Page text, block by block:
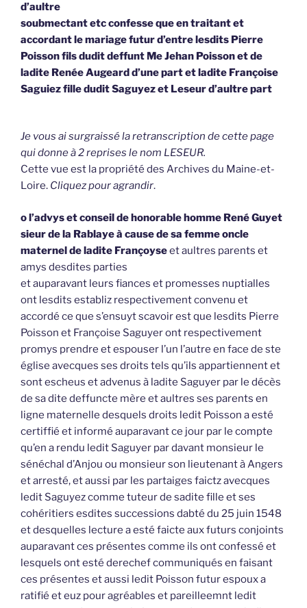
d’aultre
soubmectant etc confesse que en traitant et
accordant le mariage futur d’entre lesdits Pierre
Poisson fils dudit deffunt Me Jehan Poisson et de
ladite Renée Augeard d’une part et ladite Françoise
Saguiez fille dudit Saguyez et Leseur d’aultre part
Je vous ai surgraissé la retranscription de cette page
qui donne à 2 reprises le nom LESEUR.
Cette vue est la propriété des Archives du Maine-et-
Loire. Cliquez pour agrandir.
o l’advys et conseil de honorable homme René Guyet
sieur de la Rablaye à cause de sa femme oncle
maternel de ladite Françoyseet aultres parents et
amys desdites parties
et auparavant leurs fiances et promesses nuptialles
ont lesdits establiz respectivement convenu et
accordé ce que s’ensuyt scavoir est que lesdits Pierre
Poisson et Françoise Saguyer ont respectivement
promys prendre et espouser l’un l’autre en face de ste
église avecques ses droits tels qu’ils appartiennent et
sont escheus et advenus à ladite Saguyer par le décès
de sa dite deffuncte mère et aultres ses parents en
ligne maternelle desquels droits ledit Poisson a esté
certiffié et informé auparavant ce jour par le compte
qu’en a rendu ledit Saguyer par davant monsieur le
sénéchal d’Anjou ou monsieur son lieutenant à Angers
et arresté, et aussi par les partaiges faictz avecques
ledit Saguyez comme tuteur de sadite fille et ses
cohéritiers esdites successions dabté du 25 juin 1548
et desquelles lecture a esté faicte aux futurs conjoints
auparavant ces présentes comme ils ont confessé et
lesquels ont esté derechef communiqués en faisant
ces présentes et aussi ledit Poisson futur espoux a
ratifié et euz pour agréables et pareilleemnt ledit